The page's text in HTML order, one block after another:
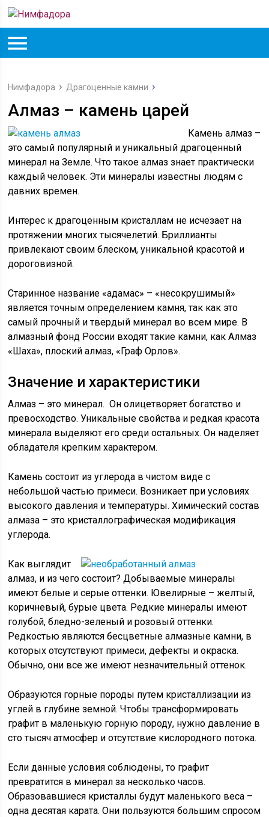
Нимфадора Драгоценные камни
Алмаз – камень царей
Камень алмаз –
это самый популярный и уникальный драгоценный
минерал на Земле. Что такое алмаз знает практически
каждый человек. Эти минералы известны людям с
давних времен.
Интерес к драгоценным кристаллам не исчезает на
протяжении многих тысячелетий. Бриллианты
привлекают своим блеском, уникальной красотой и
дороговизной.
Старинное название «адамас» – «несокрушимый»
является точным определением камня, так как это
самый прочный и твердый минерал во всем мире. В
алмазный фонд России входят такие камни, как Алмаз
«Шаха», плоский алмаз, «Граф Орлов».
Значение и характеристики
Алмаз – это минерал. Он олицетворяет богатство и
превосходство. Уникальные свойства и редкая красота
минерала выделяют его среди остальных. Он наделяет
обладателя крепким характером.
Камень состоит из углерода в чистом виде с
небольшой частью примеси. Возникает при условиях
высокого давления и температуры. Химический состав
алмаза – это кристаллографическая модификация
углерода.
Как выглядит
алмаз, и из чего состоит? Добываемые минералы
имеют белые и серые оттенки. Ювелирные – желтый,
коричневый, бурые цвета. Редкие минералы имеют
голубой, бледно-зеленый и розовый оттенки.
Редкостью являются бесцветные алмазные камни, в
которых отсутствуют примеси, дефекты и окраска.
Обычно, они все же имеют незначительный оттенок.
Образуются горные породы путем кристаллизации из
углей в глубине земной. Чтобы трансформировать
графит в маленькую горную породу, нужно давление в
сто тысяч атмосфер и отсутствие кислородного потока.
Если данные условия соблюдены, то графит
превратится в минерал за несколько часов.
Образовавшиеся кристаллы будут маленького веса –
одна десятая карата. Они пользуются большим спросом